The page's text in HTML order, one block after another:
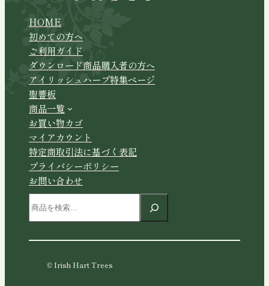
HOME
初めての方へ
ご利用ガイド
ダウンロード商品購入者の方へ
アイリッシュハープ特集ページ
聖響板
商品一覧
お買い物カゴ
マイアカウント
特定商取引法に基づく表記
プライバシーポリシー
お問い合わせ
索
© Irish Hart Trees